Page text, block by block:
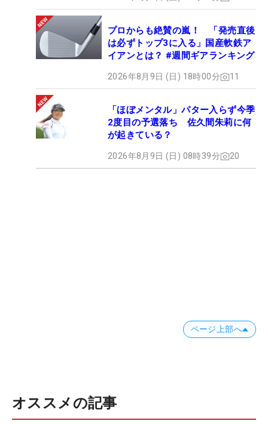
プロからも絶賛の嵐！ 「発売直後
は必ずトップ3に入る」国産軟鉄ア
イアンとは？ #週間ギアランキング
2026年8月9日 (日) 18時00分 11
「ほぼメンタル」パター入らず今季
2度目の予選落ち 佐久間朱莉に何
が起きている？
2026年8月9日 (日) 08時39分 20
ページ上部へ
オススメの記事